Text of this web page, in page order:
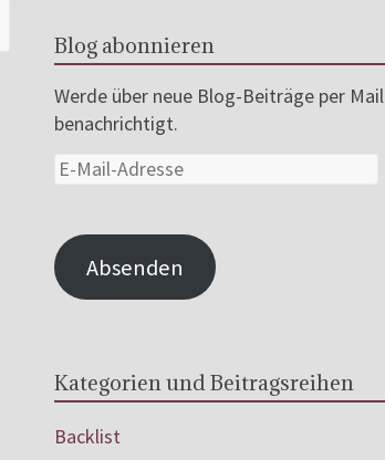
Blog abonnieren
Werde über neue Blog-Beiträge per Mail
benachrichtigt.
Absenden
Kategorien und Beitragsreihen
Backlist